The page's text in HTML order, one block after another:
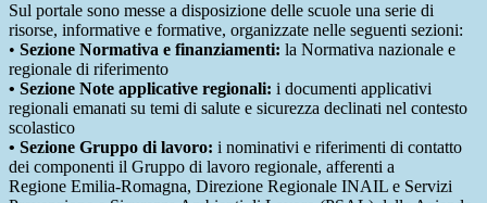
Sul portale sono messe a disposizione delle scuole una serie di
risorse, informative e formative, organizzate nelle seguenti sezioni:
• Sezione Normativa e finanziamenti: la Normativa nazionale e
regionale di riferimento
• Sezione Note applicative regionali: i documenti applicativi
regionali emanati su temi di salute e sicurezza declinati nel contesto
scolastico
• Sezione Gruppo di lavoro: i nominativi e riferimenti di contatto
dei componenti il Gruppo di lavoro regionale, afferenti a
Regione Emilia-Romagna, Direzione Regionale INAIL e Servizi